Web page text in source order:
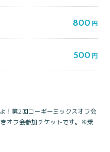
800 円
500 円
！第2回コーギーミックスオフ会
オフ会参加チケットです。※乗